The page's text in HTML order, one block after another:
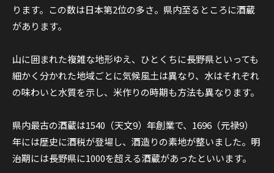
ります。この数は日本第2位の多さ。県内至るところに酒蔵
があります。
山に囲まれた複雑な地形ゆえ、ひとくちに長野県といっても
細かく分かれた地域ごとに気候風土は異なり、水はそれぞれ
の味わいと水質を示し、米作りの時期も方法も異なります。
県内最古の酒蔵は1540（天文9）年創業で、1696（元禄9）
年には歴史に酒税が登場し、酒造りの素地が整いました。明
治期には長野県に1000を超える酒蔵があったといいます。